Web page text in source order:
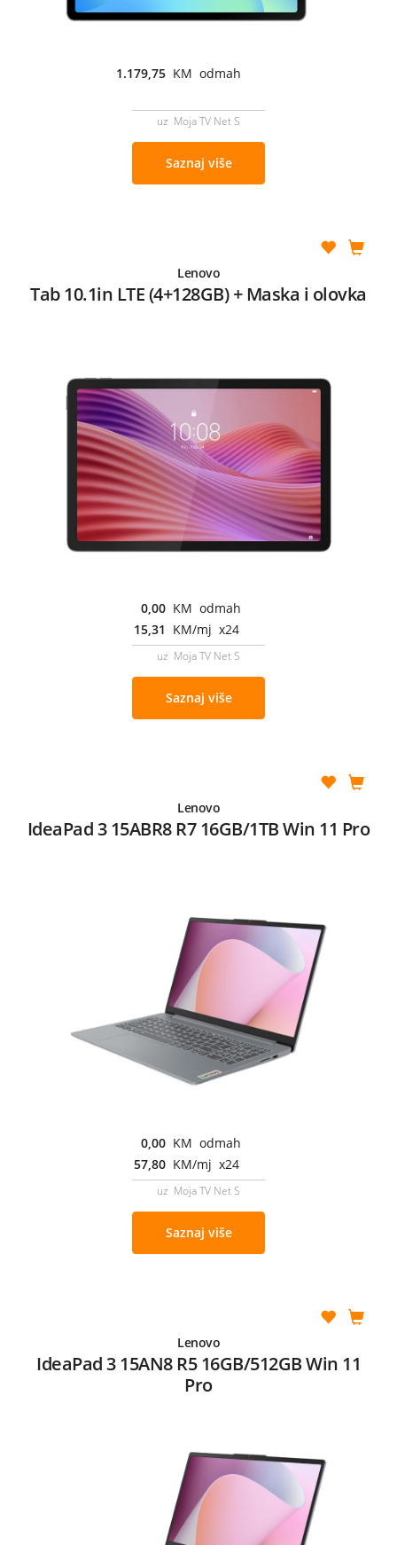
1.179,75 KM odmah
uz Moja TV Net S
Saznaj više
Lenovo
Tab 10.1in LTE (4+128GB) + Maska i olovka
0,00 KM odmah
15,31 KM/mj x24
uz Moja TV Net S
Saznaj više
Lenovo
IdeaPad 3 15ABR8 R7 16GB/1TB Win 11 Pro
0,00 KM odmah
57,80 KM/mj x24
uz Moja TV Net S
Saznaj više
Lenovo
IdeaPad 3 15AN8 R5 16GB/512GB Win 11
Pro